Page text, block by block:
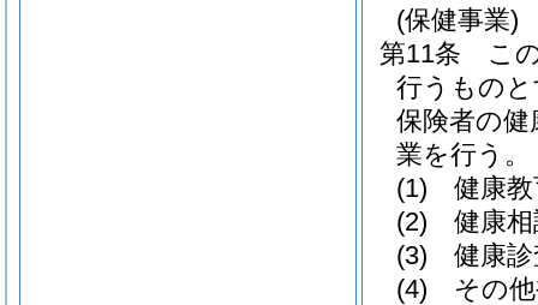
(保健事業)
第11条
こ
行うもの
保険者の
業を行う。
(1)
健康
(2)
健康
(3)
健康
(4)
その